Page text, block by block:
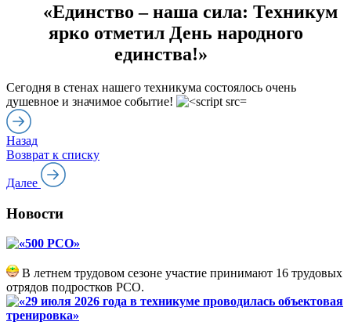
«Единство – наша сила: Техникум
ярко отметил День народного
единства!»
Сегодня в стенах нашего техникума состоялось очень
душевное и значимое событие!
Назад
Возврат к списку
Далее
Новости
«500 РСО»
В летнем трудовом сезоне участие принимают 16 трудовых
отрядов подростков РСО.
«29 июля 2026 года в техникуме проводилась объектовая
тренировка»